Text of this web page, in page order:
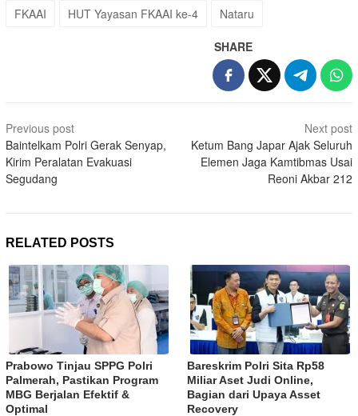
FKAAI HUT Yayasan FKAAI ke-4 Nataru
SHARE
Post
navigation
Previous post
Baintelkam Polri Gerak Senyap,
Kirim Peralatan Evakuasi
Segudang
Next post
Ketum Bang Japar Ajak Seluruh
Elemen Jaga Kamtibmas Usai
Reoni Akbar 212
RELATED POSTS
Prabowo Tinjau SPPG Polri
Palmerah, Pastikan Program
MBG Berjalan Efektif &
Optimal
Bareskrim Polri Sita Rp58
Miliar Aset Judi Online,
Bagian dari Upaya Asset
Recovery